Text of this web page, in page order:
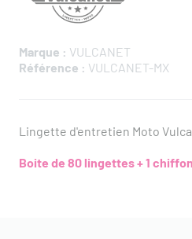
Marque : VULCANET
Référence : VULCANET-MX
Lingette d'entretien Moto
Boite de 80 lingettes + 1